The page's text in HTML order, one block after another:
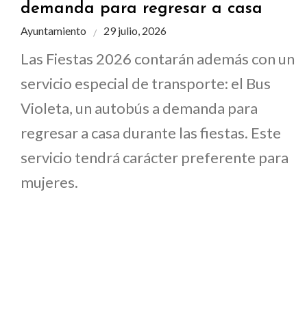
demanda para regresar a casa
Ayuntamiento 29 julio, 2026
Las Fiestas 2026 contarán además con un
servicio especial de transporte: el Bus
Violeta, un autobús a demanda para
regresar a casa durante las fiestas. Este
servicio tendrá carácter preferente para
mujeres.